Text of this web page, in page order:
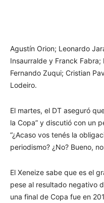
Agustín Orion; Leonardo
Insaurralde y Franck Fabra;
Fernando Zuqui; Cristian
Lodeiro.
El martes, el DT aseguró
la Copa” y discutió con un
“¿Acaso vos tenés la
periodismo? ¿No? Bueno,
El Xeneize sabe que es el
pese al resultado negativo
una final de Copa fue en